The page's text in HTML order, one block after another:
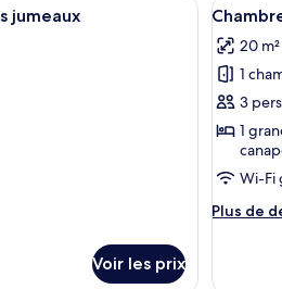
jumeaux
Voir les prix
toutes
les
photos
pour
ce
type
de
(with
3
20 m²
1
3
1
Wi-Fi
Plus de
Plus